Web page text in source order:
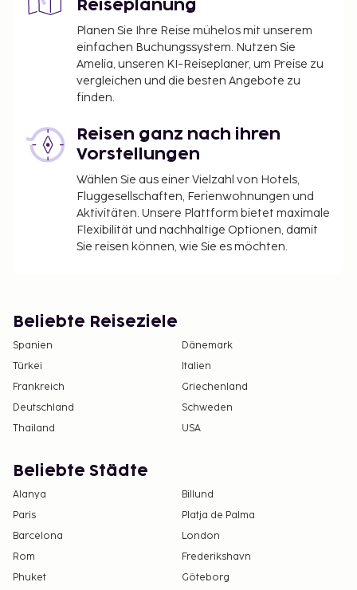
Reiseplanung
Planen Sie Ihre Reise mühelos mit unserem
einfachen Buchungssystem. Nutzen Sie
Amelia, unseren KI-Reiseplaner, um Preise zu
vergleichen und die besten Angebote zu
finden.
Reisen ganz nach ihren
Vorstellungen
Wählen Sie aus einer Vielzahl von Hotels,
Fluggesellschaften, Ferienwohnungen und
Aktivitäten. Unsere Plattform bietet maximale
Flexibilität und nachhaltige Optionen, damit
Sie reisen können, wie Sie es möchten.
Beliebte Reiseziele
Spanien
Dänemark
Türkei
Italien
Frankreich
Griechenland
Deutschland
Schweden
Thailand
USA
Beliebte Städte
Alanya
Billund
Paris
Platja de Palma
Barcelona
London
Rom
Frederikshavn
Phuket
Göteborg